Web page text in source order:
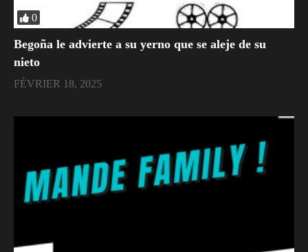
0
Begoña le advierte a su yerno que se aleje de su
nieto
FÉVRIER 18, 2025